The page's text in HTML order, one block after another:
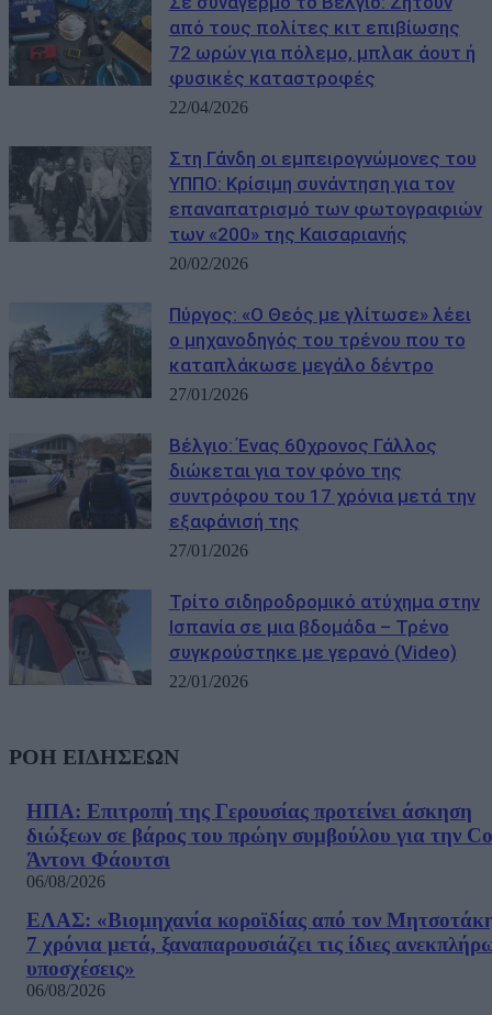
από τους πολίτες κιτ επιβίωσης
72 ωρών για πόλεμο, μπλακ άουτ ή
φυσικές καταστροφές
22/04/2026
Στη Γάνδη οι εμπειρογνώμονες του
ΥΠΠΟ: Κρίσιμη συνάντηση για τον
επαναπατρισμό των φωτογραφιών
των «200» της Καισαριανής
20/02/2026
Πύργος: «Ο Θεός με γλίτωσε» λέει
ο μηχανοδηγός του τρένου που το
καταπλάκωσε μεγάλο δέντρο
27/01/2026
Βέλγιο: Ένας 60χρονος Γάλλος
διώκεται για τον φόνο της
συντρόφου του 17 χρόνια μετά την
εξαφάνισή της
27/01/2026
Τρίτο σιδηροδρομικό ατύχημα στην
Ισπανία σε μια βδομάδα – Τρένο
συγκρούστηκε με γερανό (Video)
22/01/2026
ΡΟΗ ΕΙΔΗΣΕΩΝ
ΗΠΑ: Επιτροπή της Γερουσίας προτείνει άσκηση
διώξεων σε βάρος του πρώην συμβούλου για την
Άντονι Φάουτσι
06/08/2026
ΕΛΑΣ: «Βιομηχανία κοροϊδίας από τον
7 χρόνια μετά, ξαναπαρουσιάζει τις ίδιες
υποσχέσεις»
06/08/2026